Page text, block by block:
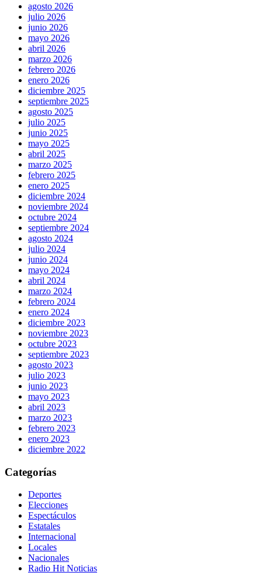
agosto 2026
julio 2026
junio 2026
mayo 2026
abril 2026
marzo 2026
febrero 2026
enero 2026
diciembre 2025
septiembre 2025
agosto 2025
julio 2025
junio 2025
mayo 2025
abril 2025
marzo 2025
febrero 2025
enero 2025
diciembre 2024
noviembre 2024
octubre 2024
septiembre 2024
agosto 2024
julio 2024
junio 2024
mayo 2024
abril 2024
marzo 2024
febrero 2024
enero 2024
diciembre 2023
noviembre 2023
octubre 2023
septiembre 2023
agosto 2023
julio 2023
junio 2023
mayo 2023
abril 2023
marzo 2023
febrero 2023
enero 2023
diciembre 2022
Categorías
Deportes
Elecciones
Espectáculos
Estatales
Internacional
Locales
Nacionales
Radio Hit Noticias